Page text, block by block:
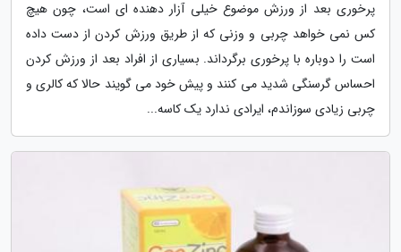
پرخوری بعد از ورزش موضوع خیلی آزار دهنده ای است، چون هیچ
کس نمی خواهد چربی و وزنی که از طریق ورزش کردن از دست داده
است را دوباره با پرخوری برگرداند. بسیاری از افراد بعد از ورزش کردن
احساس گرسنگی شدید می کنند و پیش خود می گویند حالا که کالری و
چربی زیادی سوزاندم، ایرادی ندارد یک کاسه...